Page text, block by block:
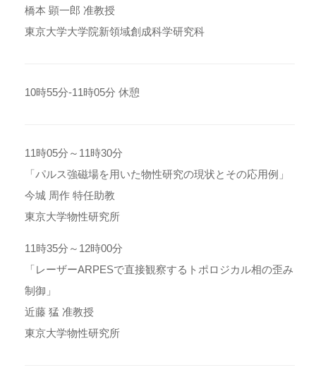
橋本 顕一郎 准教授
東京大学大学院新領域創成科学研究科
10時55分-11時05分 休憩
11時05分～11時30分
「パルス強磁場を用いた物性研究の現状とその応用例」
今城 周作 特任助教
東京大学物性研究所
11時35分～12時00分
「レーザーARPESで直接観察するトポロジカル相の歪み
制御」
近藤 猛 准教授
東京大学物性研究所